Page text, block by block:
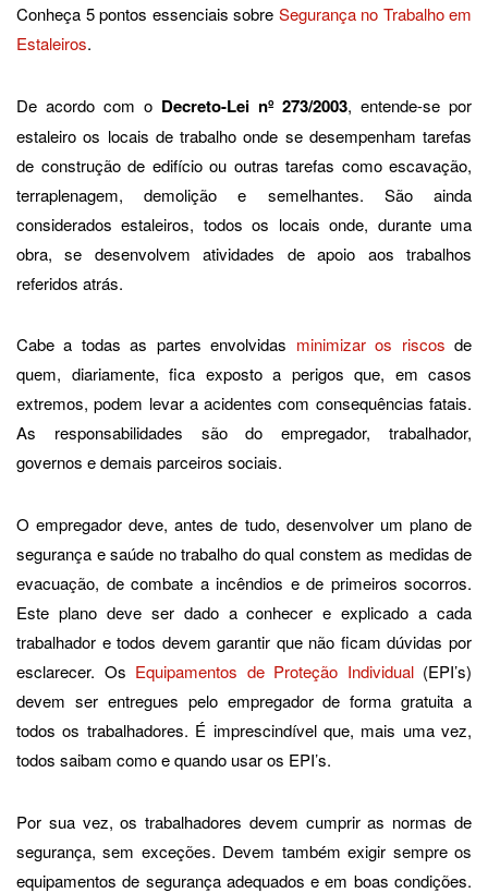
Conheça 5 pontos essenciais sobre Segurança no Trabalho em
Estaleiros.
De acordo com o Decreto-Lei nº 273/2003, entende-se por
estaleiro os locais de trabalho onde se desempenham tarefas
de construção de edifício ou outras tarefas como escavação,
terraplenagem, demolição e semelhantes. São ainda
considerados estaleiros, todos os locais onde, durante uma
obra, se desenvolvem atividades de apoio aos trabalhos
referidos atrás.
Cabe a todas as partes envolvidas minimizar os riscos de
quem, diariamente, fica exposto a perigos que, em casos
extremos, podem levar a acidentes com consequências fatais.
As responsabilidades são do empregador, trabalhador,
governos e demais parceiros sociais.
O empregador deve, antes de tudo, desenvolver um plano de
segurança e saúde no trabalho do qual constem as medidas de
evacuação, de combate a incêndios e de primeiros socorros.
Este plano deve ser dado a conhecer e explicado a cada
trabalhador e todos devem garantir que não ficam dúvidas por
esclarecer. Os Equipamentos de Proteção Individual(EPI’s)
devem ser entregues pelo empregador de forma gratuita a
todos os trabalhadores. É imprescindível que, mais uma vez,
todos saibam como e quando usar os EPI’s.
Por sua vez, os trabalhadores devem cumprir as normas de
segurança, sem exceções. Devem também exigir sempre os
equipamentos de segurança adequados e em boas condições.